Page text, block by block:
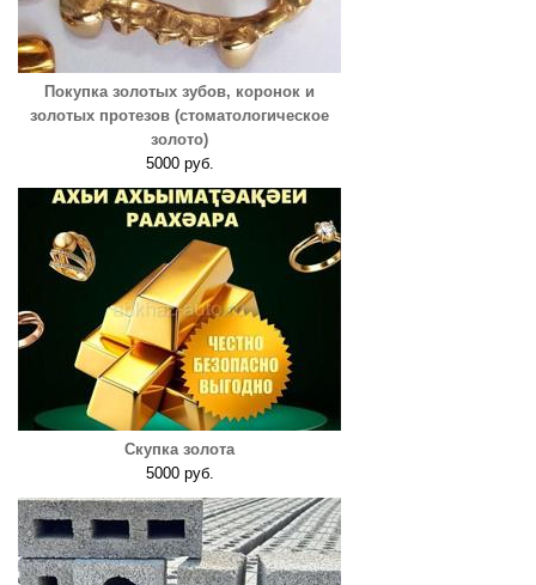
Покупка золотых зубов, коронок и
золотых протезов (стоматологическое
золото)
5000 руб.
Скупка золота
5000 руб.